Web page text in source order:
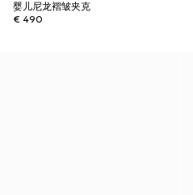
婴儿尼龙褶皱夹克
€ 490